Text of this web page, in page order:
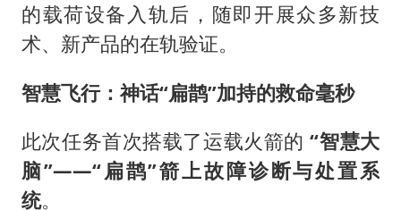
的载荷设备入轨后，随即开展众多新技
术、新产品的在轨验证。
智慧飞行：神话“扁鹊”加持的救命毫秒
此次任务首次搭载了运载火箭的“智慧大
脑”——“扁鹊”箭上故障诊断与处置系
统。